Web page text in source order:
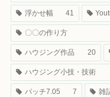
浮かせ幅 41
〇〇の作り方
ハウジング作品 20
ハウジング小技・技術
パッチ7.05 7 雑